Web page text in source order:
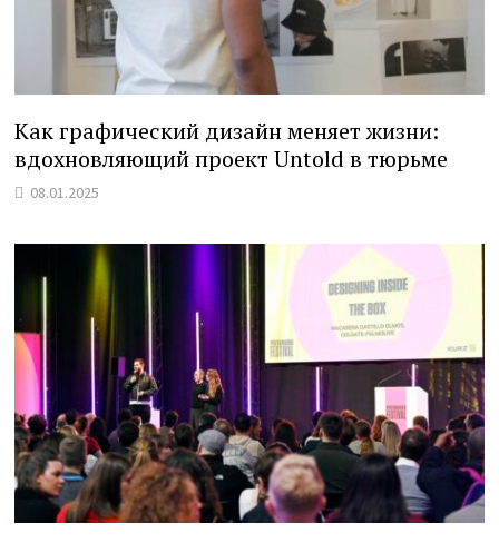
Как графический дизайн меняет жизни:
вдохновляющий проект Untold в тюрьме
08.01.2025